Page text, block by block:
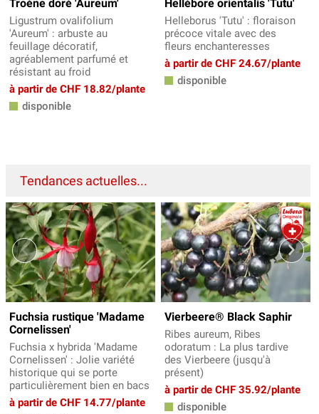
Troène doré 'Aureum'
Ligustrum ovalifolium
'Aureum' : arbuste au
feuillage décoratif,
agréablement parfumé et
résistant au froid
à partir de CHF 18.82/plante
disponible
Hellébore orientalis 'Tutu'
Helleborus 'Tutu' : floraison
précoce vitale avec des
fleurs enchanteresses
à partir de CHF 24.67/plante
disponible
Tendances actuelles...
Fuchsia rustique 'Madame
Cornelissen'
Fuchsia x hybrida 'Madame
Cornelissen' : Jolie variété
historique qui se porte
particulièrement bien en bacs
à partir de CHF 14.77/plante
Vierbeere® Black Saphir
Ribes aureum, Ribes
odoratum : La plus tardive
des Vierbeere (jusqu'à
présent)
à partir de CHF 35.92/plante
disponible